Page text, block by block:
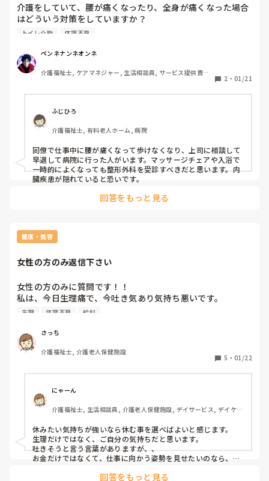
介護をしていて、腰が痛くなったり、全身が痛くなった場合
はどういう対策をしていますか？
り、頭痛までしたしてヤバいなあと思っていたのですが、自
宅に10年以上前に買ったマッサージチェアで背中を揉んだ
後、風呂に入ると痛みが取れました。こんなことは初めて
で、いつもなら腰が痛いとか、局所的な痛みでしたが今回は
背中全面が痛いとは。
年齢を重ねると自分の身体のメンテナンスも出来ないと、介
護なんて出来ないなあと考えています。
トイレ介助 体調不良
ペンネナンネオンネ
介護福祉士, ケアマネジャー, 生活相談員, サービス提供責任
ービス, 訪問介護, ユニット型特養, 居宅ケアマネ, 社会福祉士
2 ・ 01/21
ふじひろ
介護福祉士, 有料老人ホーム, 病院
同僚で仕事中に腰が痛くなって歩けなくなり、上司に相談して
早退して病院に行った人がいます。マッサージチェアや入浴で
一時的によくなっても整形外科を受診すべきだと思います。内
臓疾患が隠れていると恐いです。
回答をもっと見る
健康・美容
女性の方のみ返信下さい
女性の方のみに質問です！！
私は、今日生理痛で、今吐き気あり気持ち悪いです。
でも会社に向かっていて、試用期間は3ヵ月たち、まだ4月ま
たいけど休めない、生理痛で吐きそうな時、どうしたらいい
ですか？
アドバイス下さい！お願いします。
生理 体調不良 給料
さっち
介護福祉士, 介護老人保健施設
5 ・ 01/22
にゃーん
介護福祉士, 生活相談員, 介護老人保健施設, デイサービス, デイケ
休みたい気持ちが強いなら休む事を選べばよいと感じます。
生理だけではなく、ご自分の気持ちだと思います。
吐きそうと言う言葉がありますが、、
お金だけではなくて、仕事に向かう姿勢を見せたいのなら、出
私は試用期間にコロナになり欠勤になりました。
回答をもっと見る